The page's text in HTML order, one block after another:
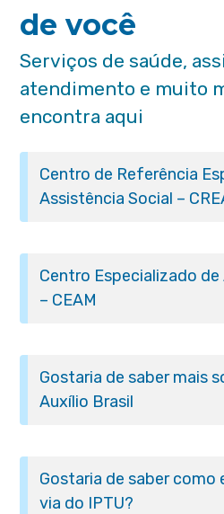
de você
Serviços de saúde,
atendimento e muito
encontra aqui
Centro de Referência
Assistência Social –
Centro Especializado
– CEAM
Gostaria de saber mais
Auxílio Brasil
Gostaria de saber como
via do IPTU?